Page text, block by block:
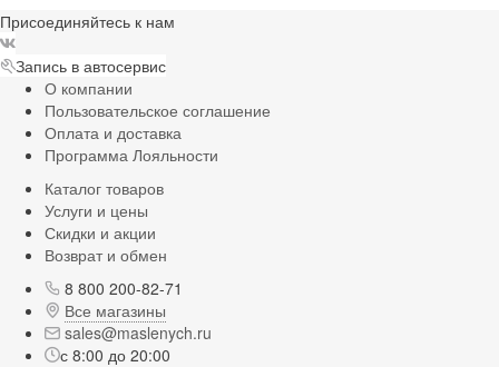
Присоединяйтесь к нам
Запись в автосервис
О компании
Пользовательское соглашение
Оплата и доставка
Программа Лояльности
Каталог товаров
Услуги и цены
Скидки и акции
Возврат и обмен
8 800 200-82-71
Все магазины
sales@maslenych.ru
с 8:00 до 20:00